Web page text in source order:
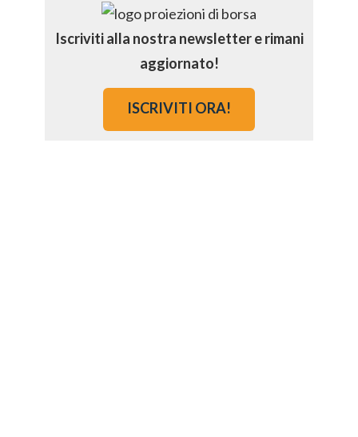
Iscriviti alla nostra newsletter e rimani
aggiornato!
ISCRIVITI ORA!